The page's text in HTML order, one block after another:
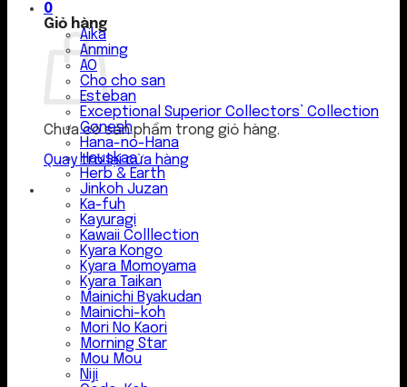
0
Giỏ hàng
Chưa có sản phẩm trong giỏ hàng.
Quay trở lại cửa hàng
Aika
Anming
AO
Cho cho san
Esteban
Exceptional Superior Collectors’ Collection
Gonesh
Hana-no-Hana
Hauskaa
Herb & Earth
Jinkoh Juzan
Ka-fuh
Kayuragi
Kawaii Colllection
Kyara Kongo
Kyara Momoyama
Kyara Taikan
Mainichi Byakudan
Mainichi-koh
Mori No Kaori
Morning Star
Mou Mou
Niji